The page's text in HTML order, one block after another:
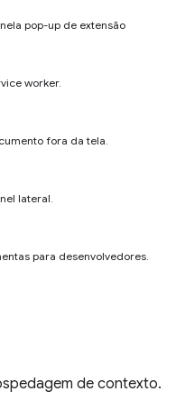
pop-up de extensão
worker.
fora da tela.
lateral.
para desenvolvedores.
de contexto.